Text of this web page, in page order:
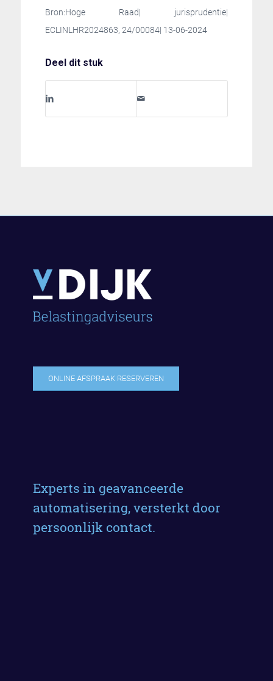
Bron:Hoge Raad| jurisprudentie|
ECLINLHR2024863, 24/00084| 13-06-2024
Deel dit stuk
ONLINE AFSPRAAK RESERVEREN
Experts in geavanceerde
automatisering, versterkt door
persoonlijk contact.